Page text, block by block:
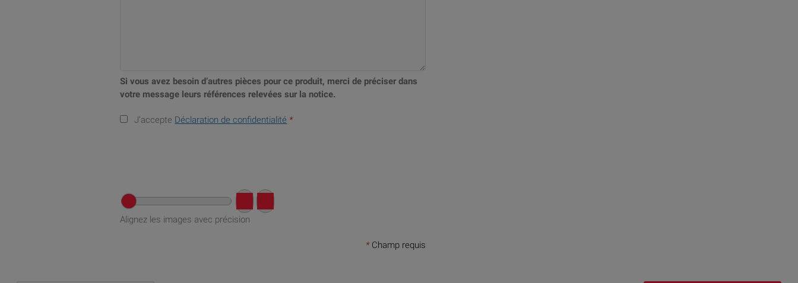
Si vous avez besoin d’autres pièces pour ce produit, merci de préciser dans
votre message leurs références relevées sur la notice.
J’accepte Déclaration de confidentialité *
Alignez les images avec précision
*Champ requis